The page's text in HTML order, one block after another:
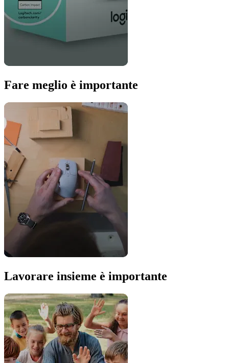
Fare meglio è importante
Lavorare insieme è importante